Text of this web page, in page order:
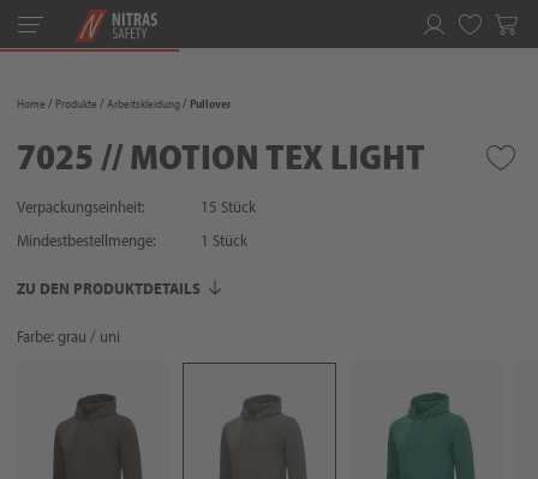
Toggle
navigation
Home Produkte Arbeitskleidung Pullover
7025 // MOTION TEX LIGHT
Verpackungseinheit:
15 Stück
Mindestbestellmenge:
1 Stück
ZU DEN PRODUKTDETAILS
Farbe: grau / uni